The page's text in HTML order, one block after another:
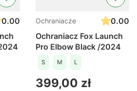
0.00
Ochraniacze
0.00
Ochraniacz Fox Launch
Pro Elbow Black /2024
S M L
Cena
399,00 zł